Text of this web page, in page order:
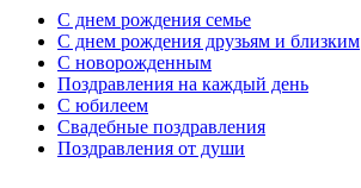
С днем рождения семье
С днем рождения друзьям и близким
C новорожденным
Поздравления на каждый день
С юбилеем
Свадебные поздравления
Поздравления от души